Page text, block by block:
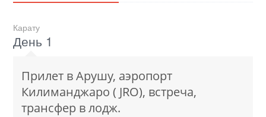
Карату
День 1
Прилет в Арушу, аэропорт
Килиманджаро ( JRO), встреча,
трансфер в лодж.